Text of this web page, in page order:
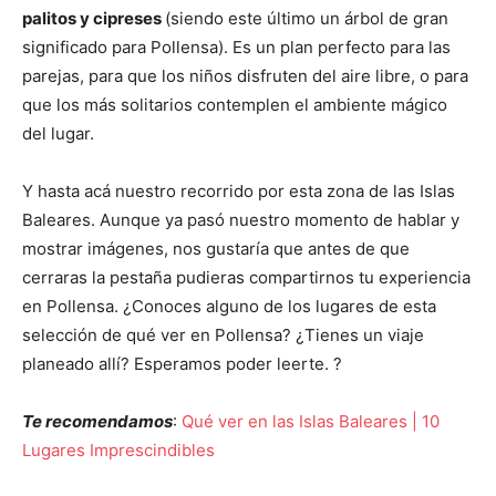
palitos y cipreses (siendo este último un árbol de gran
significado para Pollensa). Es un plan perfecto para las
parejas, para que los niños disfruten del aire libre, o para
que los más solitarios contemplen el ambiente mágico
del lugar.
Y hasta acá nuestro recorrido por esta zona de las Islas
Baleares. Aunque ya pasó nuestro momento de hablar y
mostrar imágenes, nos gustaría que antes de que
cerraras la pestaña pudieras compartirnos tu experiencia
en Pollensa. ¿Conoces alguno de los lugares de esta
selección de qué ver en Pollensa? ¿Tienes un viaje
planeado allí? Esperamos poder leerte. ?
Te recomendamos: Qué ver en las Islas Baleares | 10
Lugares Imprescindibles